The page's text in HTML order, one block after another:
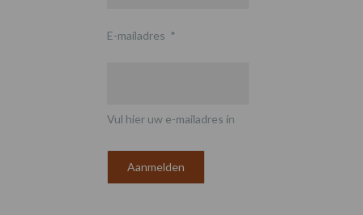
E-mailadres *
Vul hier uw e-mailadres in